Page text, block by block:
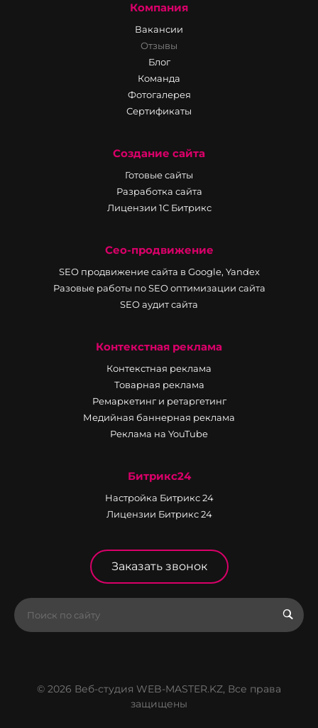
Компания
Вакансии
Отзывы
Блог
Команда
Фотогалерея
Сертификаты
Создание сайта
Готовые сайты
Разработка сайта
Лицензии 1С Битрикс
Сео-продвижение
SEO продвижение сайта в Google, Yandex
Разовые работы по SEO оптимизации сайта
SEO аудит сайта
Контекстная реклама
Контекстная реклама
Товарная реклама
Ремаркетинг и ретаргетинг
Медийная баннерная реклама
Реклама на YouTube
Битрикс24
Настройка Битрикс 24
Лицензии Битрикс 24
Заказать звонок
© 2026 Веб-студия WEB-MASTER.KZ, Все права
защищены